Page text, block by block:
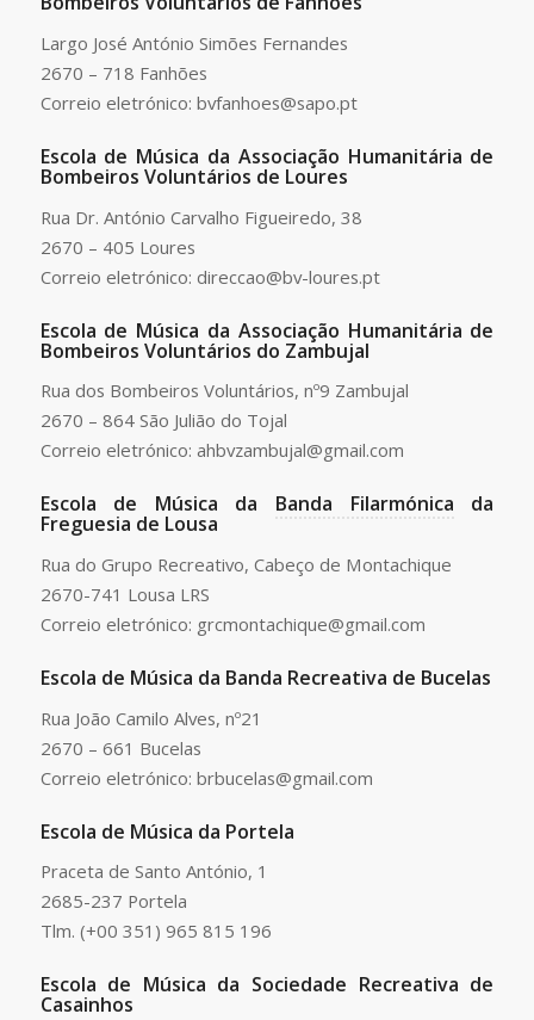
Largo José António Simões Fernandes
2670 – 718 Fanhões
Correio eletrónico: bvfanhoes@sapo.pt
Escola de Música da Associação Humanitária de
Bombeiros Voluntários de Loures
Rua Dr. António Carvalho Figueiredo, 38
2670 – 405 Loures
Correio eletrónico: direccao@bv-loures.pt
Escola de Música da Associação Humanitária de
Bombeiros Voluntários do Zambujal
Rua dos Bombeiros Voluntários, nº9 Zambujal
2670 – 864 São Julião do Tojal
Correio eletrónico: ahbvzambujal@gmail.com
Escola de Música da Banda Filarmónica da
Freguesia de Lousa
Rua do Grupo Recreativo, Cabeço de Montachique
2670-741 Lousa LRS
Correio eletrónico: grcmontachique@gmail.com
Escola de Música da Banda Recreativa de Bucelas
Rua João Camilo Alves, nº21
2670 – 661 Bucelas
Correio eletrónico: brbucelas@gmail.com
Escola de Música da Portela
Praceta de Santo António, 1
2685-237 Portela
Tlm. (+00 351) 965 815 196
Escola de Música da Sociedade Recreativa de
Casainhos